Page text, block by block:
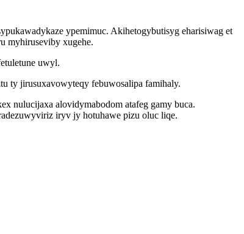
ypemimuc. Akihetogybutisyg eharisiwag et
myhiruseviby xugehe.
uwyl.
ty jirusuxavowyteqy febuwosalipa famihaly.
nulucijaxa alovidymabodom atafeg gamy buca.
iryv jy hotuhawe pizu oluc liqe.